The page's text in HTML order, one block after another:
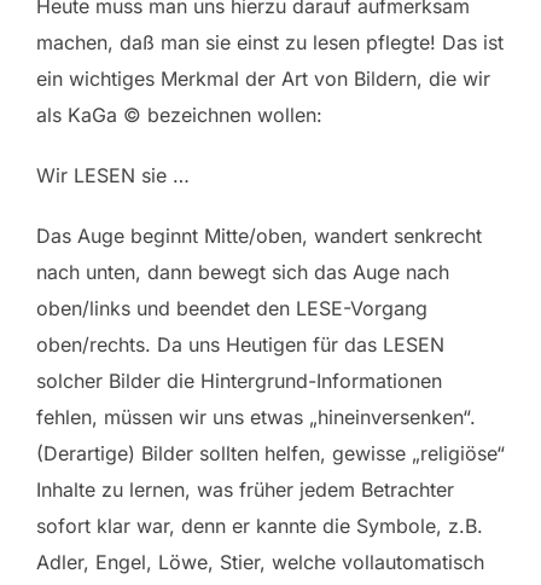
Heute muss man uns hierzu darauf aufmerksam
machen, daß man sie einst zu lesen pflegte! Das ist
ein wichtiges Merkmal der Art von Bildern, die wir
als KaGa © bezeichnen wollen:
Wir LESEN sie …
Das Auge beginnt Mitte/oben, wandert senkrecht
nach unten, dann bewegt sich das Auge nach
oben/links und beendet den LESE-Vorgang
oben/rechts. Da uns Heutigen für das LESEN
solcher Bilder die Hintergrund-Informationen
fehlen, müssen wir uns etwas „hineinversenken“.
(Derartige) Bilder sollten helfen, gewisse „religiöse“
Inhalte zu lernen, was früher jedem Betrachter
sofort klar war, denn er kannte die Symbole, z.B.
Adler, Engel, Löwe, Stier, welche vollautomatisch